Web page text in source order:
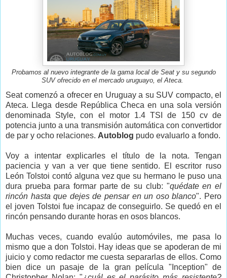
Probamos al nuevo integrante de la gama local de Seat y su segundo
SUV ofrecido en el mercado uruguayo, el Ateca.
Seat comenzó a ofrecer en Uruguay a su SUV compacto, el
Ateca. Llega desde República Checa en una sola versión
denominada Style, con el motor 1.4 TSI de 150 cv de
potencia junto a una transmisión automática con convertidor
de par y ocho relaciones. Autoblog pudo evaluarlo a fondo.
Voy a intentar explicarles el título de la nota. Tengan
paciencia y van a ver que tiene sentido. El escritor ruso
León Tolstoi contó alguna vez que su hermano le puso una
dura prueba para formar parte de su club: "quédate en el
rincón hasta que dejes de pensar en un oso blanco". Pero
el joven Tolstoi fue incapaz de conseguirlo. Se quedó en el
rincón pensando durante horas en osos blancos.
Muchas veces, cuando evalúo automóviles, me pasa lo
mismo que a don Tolstoi. Hay ideas que se apoderan de mi
juicio y como redactor me cuesta separarlas de ellos. Como
bien dice un pasaje de la gran película "Inception" de